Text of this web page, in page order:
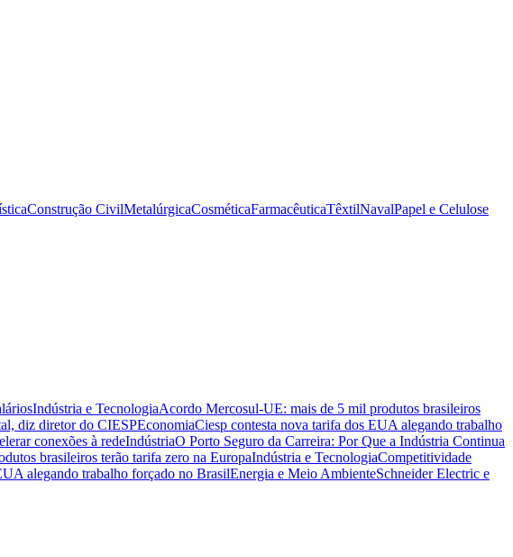
Construção CivilMetalúrgicaCosméticaFarmacêuticaTêxtilNavalPapel e Celulose
Indústria e TecnologiaAcordo Mercosul-UE: mais de 5 mil produtos brasileiros
diz diretor do CIESPEconomiaCiesp contesta nova tarifa dos EUA alegando trabalho
conexões à redeIndústriaO Porto Seguro da Carreira: Por Que a Indústria Continua
brasileiros terão tarifa zero na EuropaIndústria e TecnologiaCompetitividade
alegando trabalho forçado no BrasilEnergia e Meio AmbienteSchneider Electric e